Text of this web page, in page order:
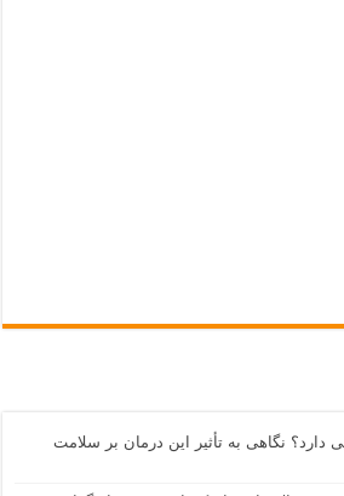
دارد؟ نگاهی به تأثیر این درمان بر سلامت